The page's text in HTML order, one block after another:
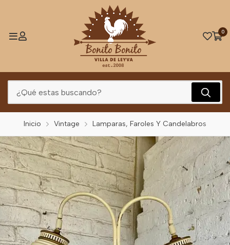
0
Inicio Vintage Lamparas, Faroles Y Candelabros